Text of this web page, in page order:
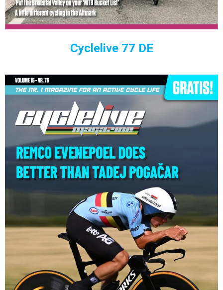
Cyclelive 77 DE